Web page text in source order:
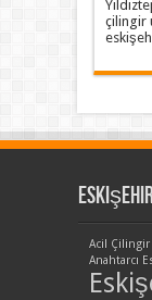
çilingir
Acil Çilingir
Anahtarcı